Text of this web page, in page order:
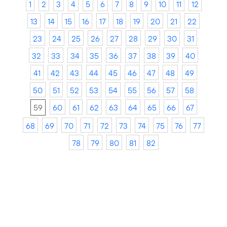
1 2 3 4 5 6 7 8 9 10 11
12
13
14 15 16 17 18 19 20 21
22
23
24 25 26 27 28 29 30
31
32
33 34 35 36 37 38 39
40
41
42 43 44 45 46 47 48
49
50
51 52 53 54 55 56 57
58
59
60 61 62 63 64 65 66
67
68
69 70 71 72 73 74 75 76
77
78
79 80 81 82